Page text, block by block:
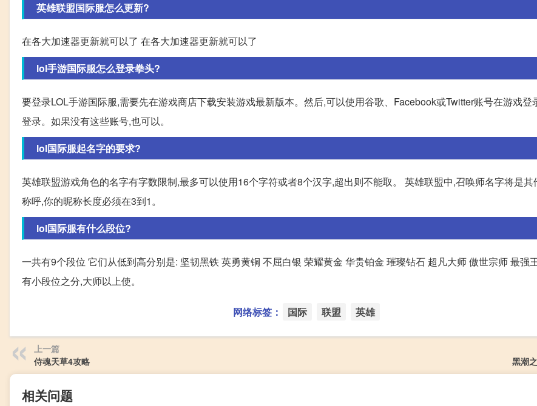
英雄联盟国际服怎么更新?
在各大加速器更新就可以了 在各大加速器更新就可以了
lol手游国际服怎么登录拳头?
要登录LOL手游国际服,需要先在游戏商店下载安装游戏最新版本。然后,可以使用谷歌、Facebook或Twitter账号在游戏登
登录。如果没有这些账号,也可以。
lol国际服起名字的要求?
英雄联盟游戏角色的名字有字数限制,最多可以使用16个字符或者8个汉字,超出则不能取。 英雄联盟中,召唤师名字将是其
称呼,你的昵称长度必须在3到1。
lol国际服有什么段位?
一共有9个段位 它们从低到高分别是: 坚韧黑铁 英勇黄铜 不屈白银 荣耀黄金 华贵铂金 璀璨钻石 超凡大师 傲世宗师 最强
有小段位之分,大师以上使。
网络标签： 国际 联盟 英雄
上一篇
侍魂天草4攻略
黑潮
相关问题